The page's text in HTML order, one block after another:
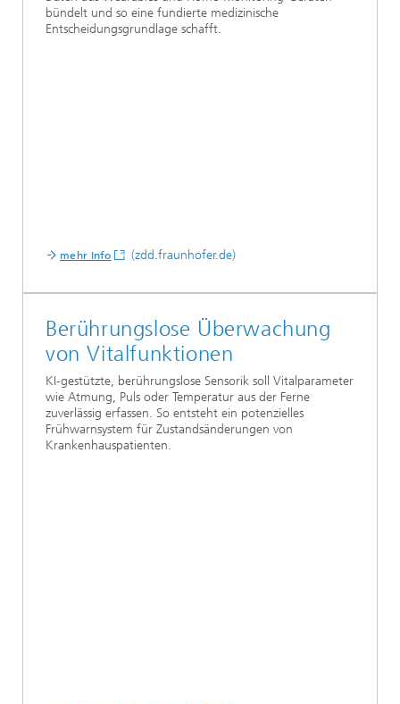
bündelt und so eine fundierte medizinische
Entscheidungsgrundlage schafft.
mehr Info (zdd.fraunhofer.de)
Berührungslose Überwachung
von Vitalfunktionen
KI-gestützte, berührungslose Sensorik soll Vitalparameter
wie Atmung, Puls oder Temperatur aus der Ferne
zuverlässig erfassen. So entsteht ein potenzielles
Frühwarnsystem für Zustandsänderungen von
Krankenhauspatienten.